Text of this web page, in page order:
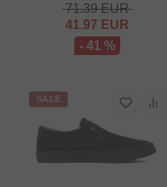
71.39EUR
41.97 EUR
- 41 %
SALE